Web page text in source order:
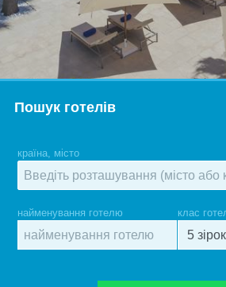
Пошук готелів
країна, місто
найменування готелю клас